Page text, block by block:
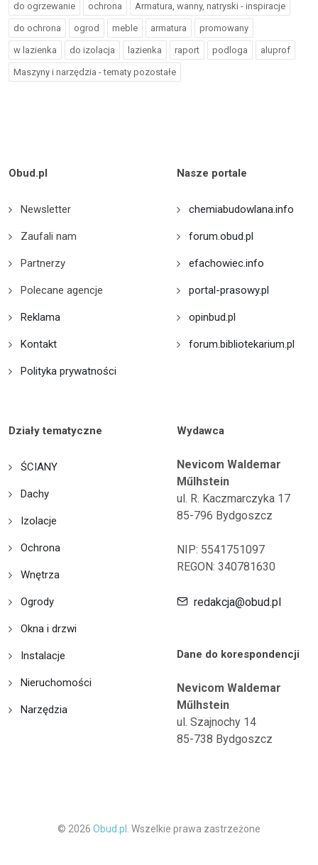
do ogrzewanie ochrona Armatura, wanny, natryski - inspiracje
do ochrona ogrod meble armatura promowany
w lazienka do izolacja lazienka raport podloga aluprof
Maszyny i narzędzia - tematy pozostałe
Obud.pl
Newsletter
Zaufali nam
Partnerzy
Polecane agencje
Reklama
Kontakt
Polityka prywatności
Nasze portale
chemiabudowlana.info
forum.obud.pl
efachowiec.info
portal-prasowy.pl
opinbud.pl
forum.bibliotekarium.pl
Działy tematyczne
ŚCIANY
Dachy
Izolacje
Ochrona
Wnętrza
Ogrody
Okna i drzwi
Instalacje
Nieruchomości
Narzędzia
Wydawca
Nevicom Waldemar
Műlhstein
ul. R. Kaczmarczyka 17
85-796 Bydgoszcz
NIP: 5541751097
REGON: 340781630
redakcja@obud.pl
Dane do korespondencji
Nevicom Waldemar
Műlhstein
ul. Szajnochy 14
85-738 Bydgoszcz
© 2026 Obud.pl. Wszelkie prawa zastrzeżone